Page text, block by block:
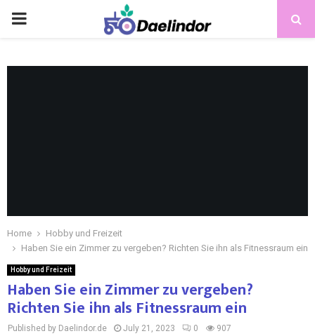
Home
Hobby und Freizeit
Haben Sie ein Zimmer zu vergeben? Richten Sie ihn als Fitnessraum ein
Hobby und Freizeit
Haben Sie ein Zimmer zu vergeben?
Richten Sie ihn als Fitnessraum ein
Published by Daelindor.de July 21, 2023 0 907